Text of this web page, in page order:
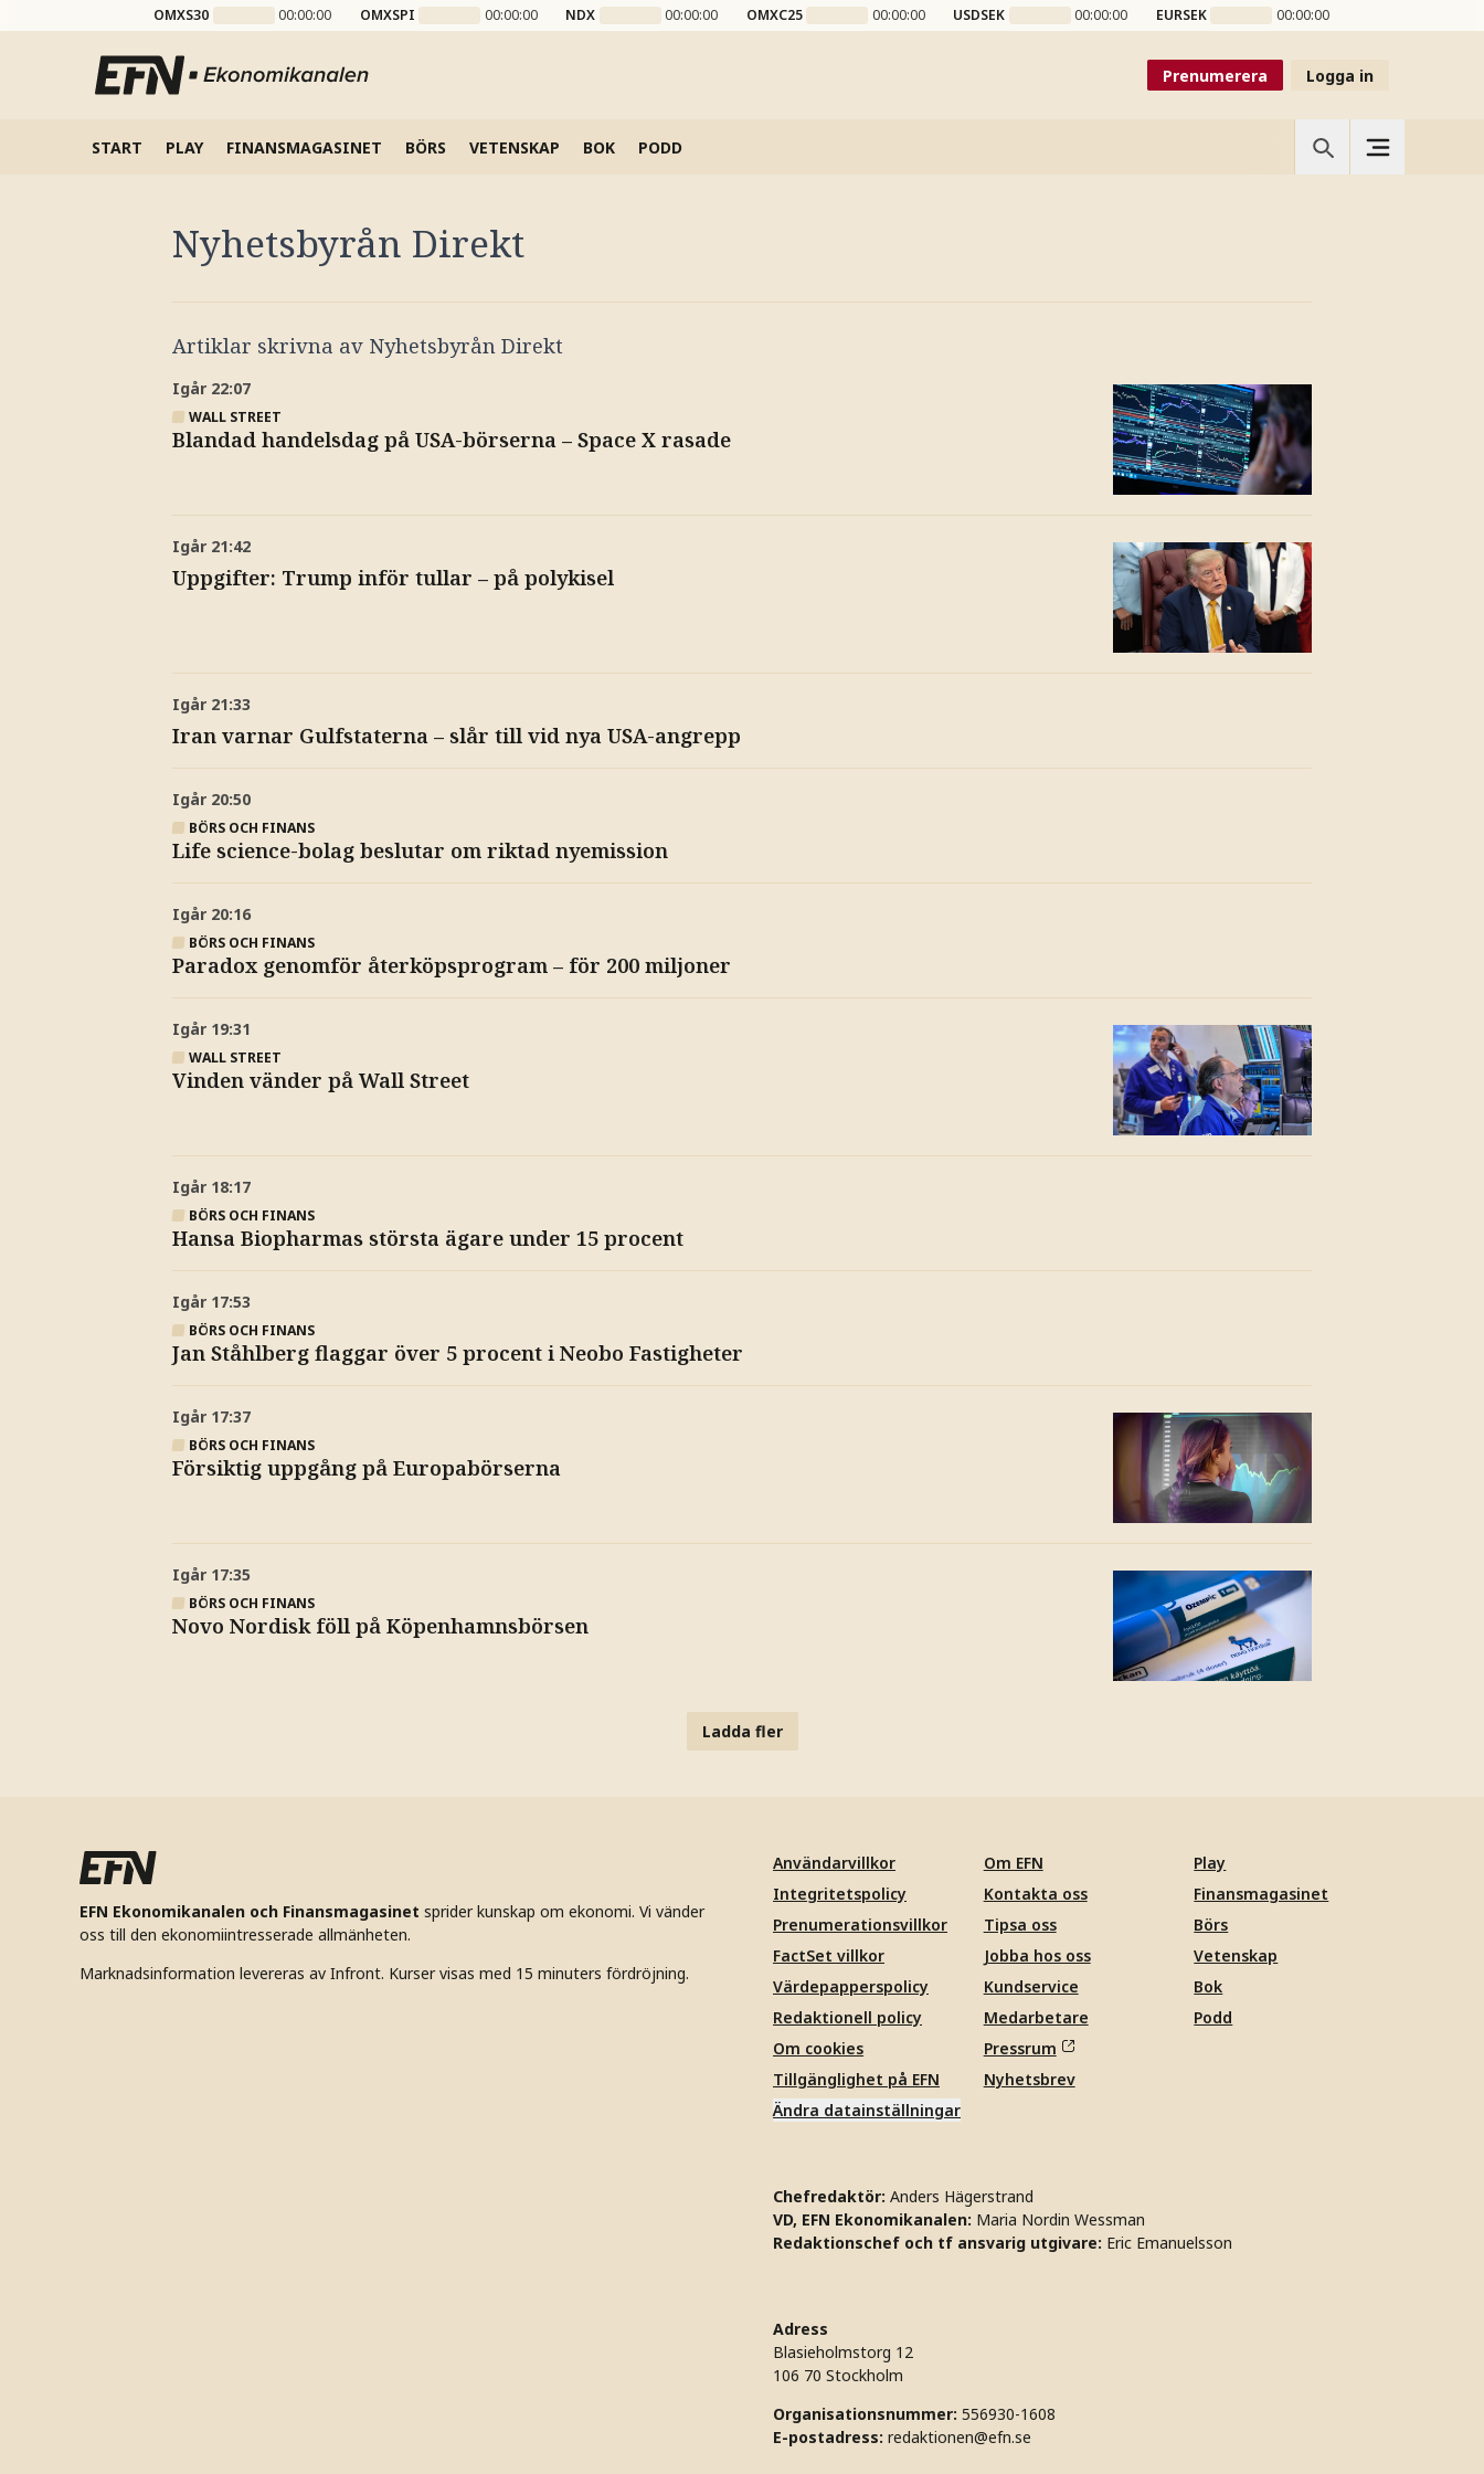
OMXS30 00:00:00 OMXSPI 00:00:00 NDX 00:00:00 OMXC25 00:00:00 USDSEK 00:00:00 EURSEK 00:00:00
Prenumerera Logga in
START PLAY FINANSMAGASINET BÖRS VETENSKAP BOK PODD
Nyhetsbyrån Direkt
Artiklar skrivna av Nyhetsbyrån Direkt
Igår 22:07
WALL STREET
Blandad handelsdag på USA-börserna – Space X rasade
Igår 21:42
Uppgifter: Trump inför tullar – på polykisel
Igår 21:33
Iran varnar Gulfstaterna – slår till vid nya USA-angrepp
Igår 20:50
BÖRS OCH FINANS
Life science-bolag beslutar om riktad nyemission
Igår 20:16
BÖRS OCH FINANS
Paradox genomför återköpsprogram – för 200 miljoner
Igår 19:31
WALL STREET
Vinden vänder på Wall Street
Igår 18:17
BÖRS OCH FINANS
Hansa Biopharmas största ägare under 15 procent
Igår 17:53
BÖRS OCH FINANS
Jan Ståhlberg flaggar över 5 procent i Neobo Fastigheter
Igår 17:37
BÖRS OCH FINANS
Försiktig uppgång på Europabörserna
Igår 17:35
BÖRS OCH FINANS
Novo Nordisk föll på Köpenhamnsbörsen
Ladda fler
EFN Ekonomikanalen och Finansmagasinet sprider kunskap om ekonomi. Vi vänder
oss till den ekonomiintresserade allmänheten.
Marknadsinformation levereras av Infront. Kurser visas med 15 minuters fördröjning.
Användarvillkor
Integritetspolicy
Prenumerationsvillkor
FactSet villkor
Värdepapperspolicy
Redaktionell policy
Om cookies
Tillgänglighet på EFN
Ändra datainställningar
Om EFN
Kontakta oss
Tipsa oss
Jobba hos oss
Kundservice
Medarbetare
Pressrum
Nyhetsbrev
Play
Finansmagasinet
Börs
Vetenskap
Bok
Podd
Chefredaktör: Anders Hägerstrand
VD, EFN Ekonomikanalen: Maria Nordin Wessman
Redaktionschef och tf ansvarig utgivare: Eric Emanuelsson
Adress
Blasieholmstorg 12
106 70 Stockholm
Organisationsnummer: 556930-1608
E-postadress: redaktionen@efn.se